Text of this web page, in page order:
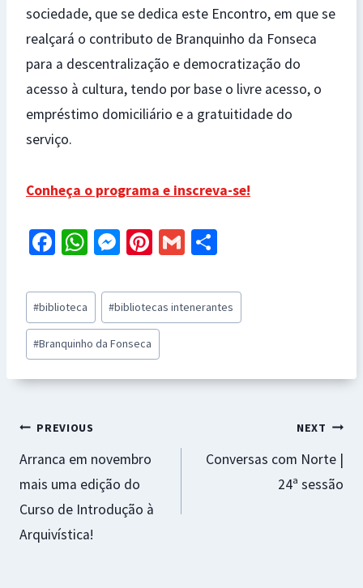
sociedade, que se dedica este Encontro, em que se
realçará o contributo de Branquinho da Fonseca
para a descentralização e democratização do
acesso à cultura, tendo por base o livre acesso, o
empréstimo domiciliário e a gratuitidade do
serviço.
Conheça o programa e inscreva-se!
Fa
b
o
o
k
W
at
sA
p
p
M
se
n
ge
r
Pi
er
es
G
ai
l
ar
e
Post
Tags:
#biblioteca #bibliotecas intenerantes
#Branquinho da Fonseca
Navegação
de
artigos
PREVIOUS
Arranca em novembro
mais uma edição do
Curso de Introdução à
Arquivística!
NEXT
Conversas com Norte |
24ª sessão